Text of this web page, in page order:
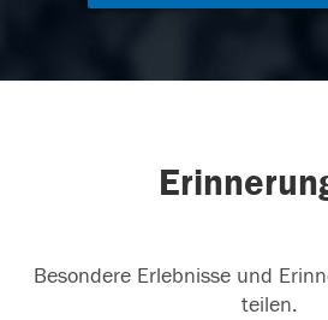
Besondere Erlebnisse und
teilen.